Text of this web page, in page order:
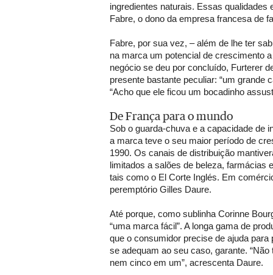
ingredientes naturais. Essas qualidades
Fabre, o dono da empresa francesa de
Fabre, por sua vez, – além de lhe ter
na marca um potencial de crescimento
negócio se deu por concluído, Furterer
presente bastante peculiar: “um grande
“Acho que ele ficou um bocadinho
De França para o mundo
Sob o guarda-chuva e a capacidade de
a marca teve o seu maior período de
1990. Os canais de distribuição
limitados a salões de beleza, farmácias
tais como o El Corte Inglés. Em
peremptório Gilles Daure.
Até porque, como sublinha Corinne
“uma marca fácil”. A longa gama de
que o consumidor precise de ajuda
se adequam ao seu caso, garante.
nem cinco em um”, acrescenta Daure.